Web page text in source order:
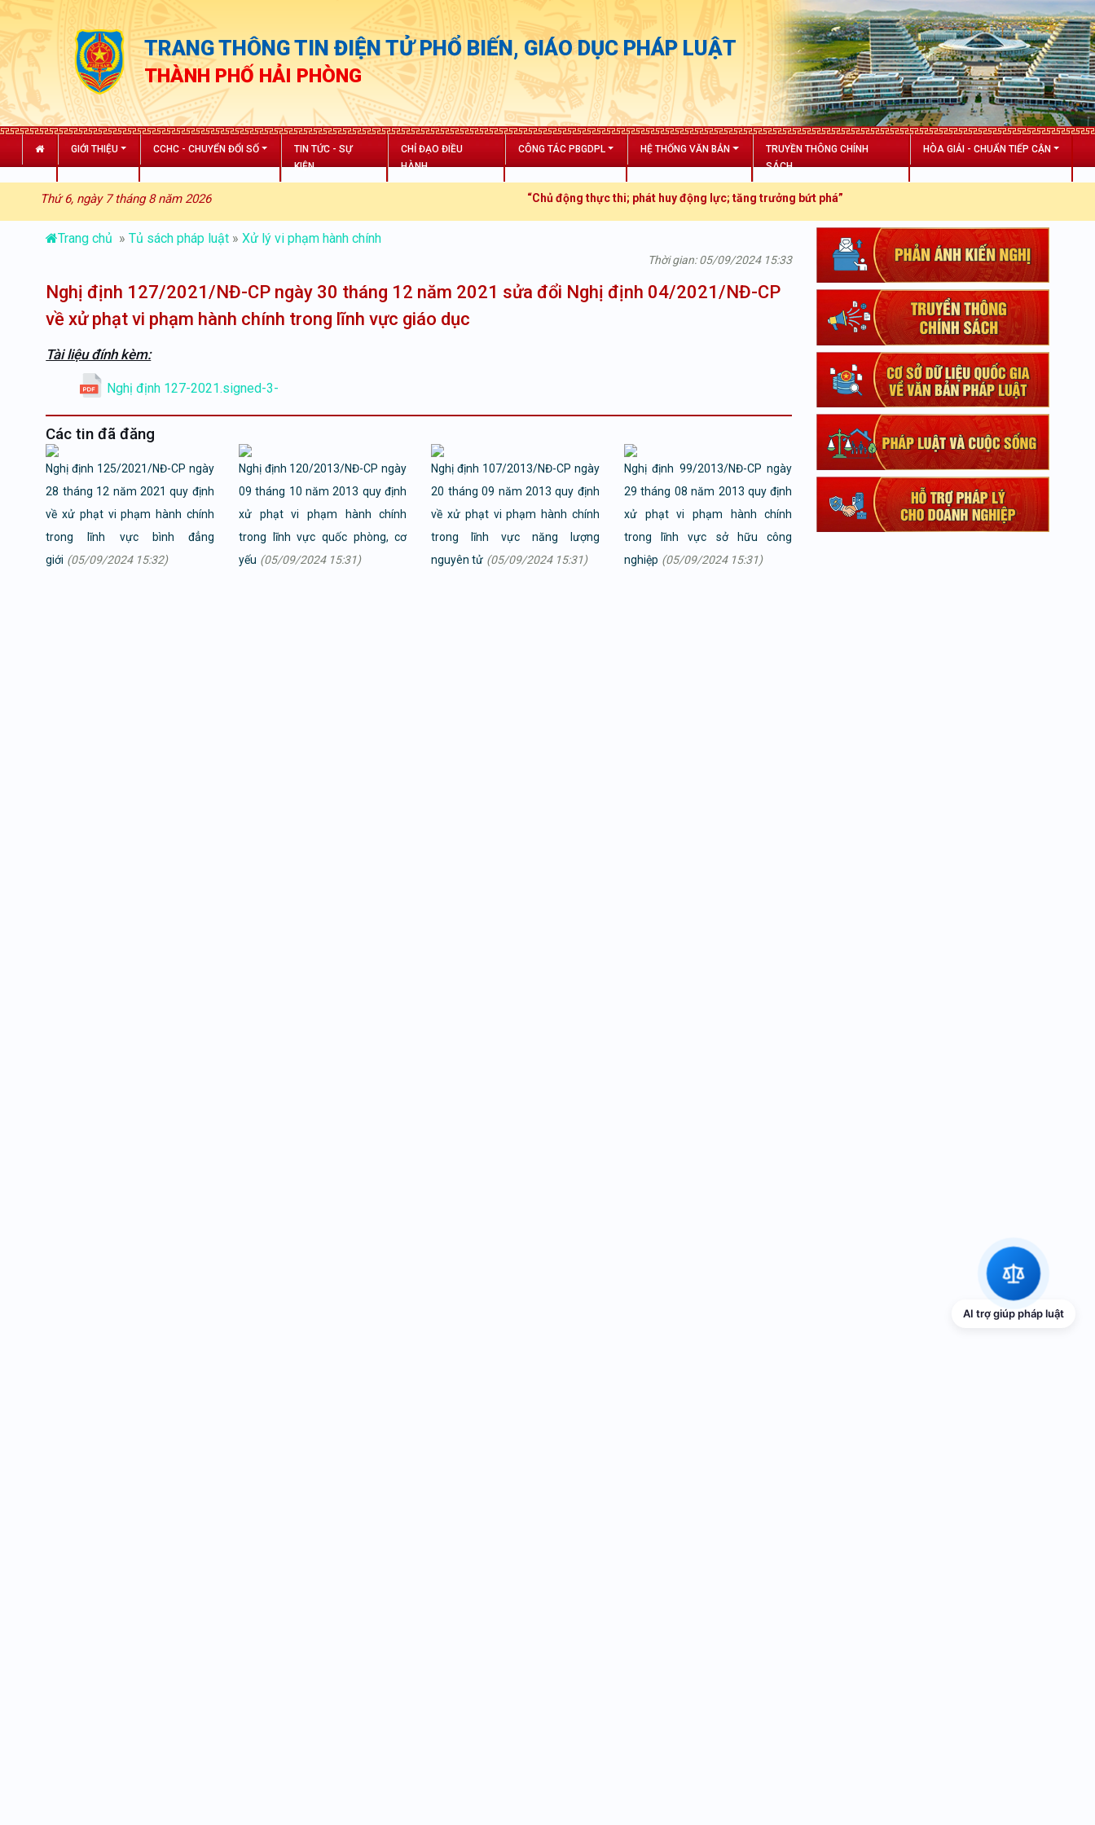
TRANG THÔNG TIN ĐIỆN TỬ PHỔ BIẾN, GIÁO DỤC PHÁP LUẬT
THÀNH PHỐ HẢI PHÒNG
GIỚI THIỆU CCHC - CHUYỂN ĐỔI SỐ
TIN TỨC - SỰ
KIỆN
CHỈ ĐẠO ĐIỀU
HÀNH
CÔNG TÁC PBGDPL HỆ THỐNG VĂN BẢN
TRUYỀN THÔNG CHÍNH
SÁCH
HÒA GIẢI - CHUẨN TIẾP CẬN
Thứ 6, ngày 7 tháng 8 năm 2026 “Chủ động thực thi; phát huy động lực; tăng trưởng bứt phá”
Trang chủ »Tủ sách pháp luật »Xử lý vi phạm hành chính
Thời gian: 05/09/2024 15:33
Nghị định 127/2021/NĐ-CP ngày 30 tháng 12 năm 2021 sửa đổi Nghị định 04/2021/NĐ-CP
về xử phạt vi phạm hành chính trong lĩnh vực giáo dục
Tài liệu đính kèm:
Nghị định 127-2021.signed-3-
Các tin đã đăng
Nghị định 125/2021/NĐ-CP ngày
28 tháng 12 năm 2021 quy định
về xử phạt vi phạm hành chính
trong lĩnh vực bình đẳng
giới (05/09/2024 15:32)
Nghị định 120/2013/NĐ-CP ngày
09 tháng 10 năm 2013 quy định
xử phạt vi phạm hành chính
trong lĩnh vực quốc phòng, cơ
yếu (05/09/2024 15:31)
Nghị định 107/2013/NĐ-CP ngày
20 tháng 09 năm 2013 quy định
về xử phạt vi phạm hành chính
trong lĩnh vực năng lượng
nguyên tử (05/09/2024 15:31)
Nghị định 99/2013/NĐ-CP ngày
29 tháng 08 năm 2013 quy định
xử phạt vi phạm hành chính
trong lĩnh vực sở hữu công
nghiệp (05/09/2024 15:31)
AI trợ giúp pháp luật